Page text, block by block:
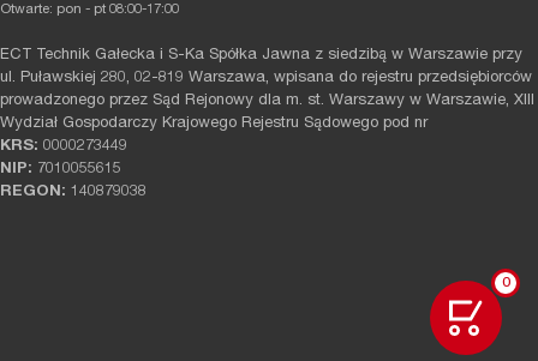
0
Otwarte: pon - pt 08:00-17:00
ECT Technik Gałecka i S-Ka Spółka Jawna z siedzibą w Warszawie przy
ul. Puławskiej 280, 02-819 Warszawa, wpisana do rejestru przedsiębiorców
prowadzonego przez Sąd Rejonowy dla m. st. Warszawy w Warszawie, XIII
Wydział Gospodarczy Krajowego Rejestru Sądowego pod nr
KRS: 0000273449
NIP: 7010055615
REGON: 140879038